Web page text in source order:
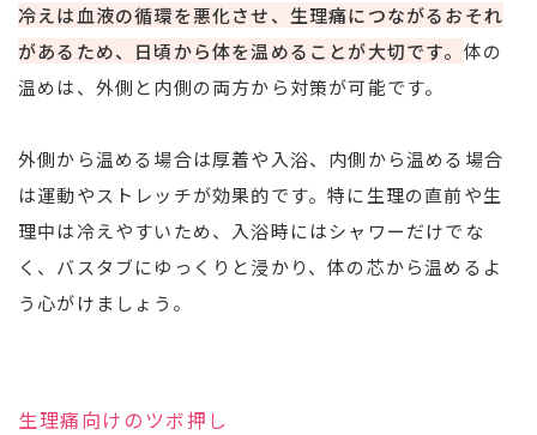
冷えは血液の循環を悪化させ、生理痛につながるおそれ
があるため、日頃から体を温めることが大切です。 体の
温めは、外側と内側の両方から対策が可能です。
外側から温める場合は厚着や入浴、内側から温める場合
は運動やストレッチが効果的です。特に生理の直前や生
理中は冷えやすいため、入浴時にはシャワーだけでな
く、バスタブにゆっくりと浸かり、体の芯から温めるよ
う心がけましょう。
生理痛向けのツボ押し